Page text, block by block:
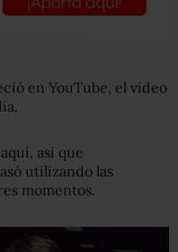
en YouTube, el video
así que
utilizando las
momentos.